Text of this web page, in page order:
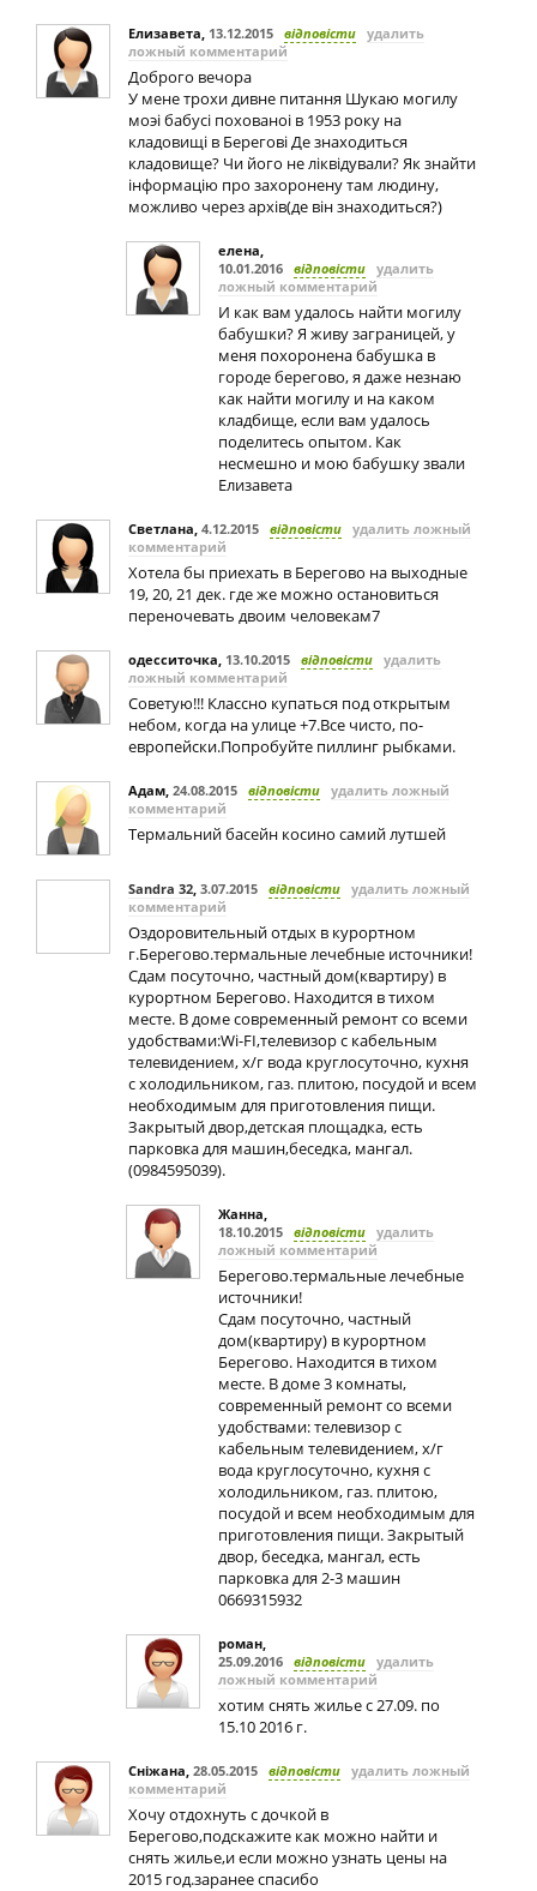
Елизавета, 13.12.2015 відповісти удалить
ложный комментарий
Доброго вечора
У мене трохи дивне питання Шукаю могилу
моэi бабусi похованоi в 1953 року на
кладовищi в Береговi Де знаходиться
кладовище? Чи його не лiквiдували? Як знайти
iнформацiю про захоронену там людину,
можливо через архiв(де вiн знаходиться?)
елена,
10.01.2016 відповісти удалить
ложный комментарий
И как вам удалось найти могилу
бабушки? Я живу заграницей, у
меня похоронена бабушка в
городе берегово, я даже незнаю
как найти могилу и на каком
кладбище, если вам удалось
поделитесь опытом. Как
несмешно и мою бабушку звали
Елизавета
Светлана, 4.12.2015 відповісти удалить ложный
комментарий
Хотела бы приехать в Берегово на выходные
19, 20, 21 дек. где же можно остановиться
переночевать двоим человекам7
одесситочка, 13.10.2015 відповісти удалить
ложный комментарий
Советую!!! Классно купаться под открытым
небом, когда на улице +7.Все чисто, по-
европейски.Попробуйте пиллинг рыбками.
Адам, 24.08.2015 відповісти удалить ложный
комментарий
Термальний басейн косино самий лутшей
Sandra 32, 3.07.2015 відповісти удалить ложный
комментарий
Оздоровительный отдых в курортном
г.Берегово.термальные лечебные источники!
Сдам посуточно, частный дом(квартиру)‎ в
курортном Берегово. Находится в тихом
месте. В доме современный ремонт со всеми
удобствами:Wi-FI,телевизор с кабельным
телевидением, х/г вода круглосуточно, кухня
с холодильником, газ. плитою, посудой и всем
необходимым для приготовления пищи.
Закрытый двор,детская площадка, есть
парковка для машин,беседка, мангал.
(0984595039).
Жанна,
18.10.2015 відповісти удалить
ложный комментарий
Берегово.термальные лечебные
источники!
Сдам посуточно, частный
дом(квартиру)‎ в курортном
Берегово. Находится в тихом
месте. В доме 3 комнаты,
современный ремонт со всеми
удобствами: телевизор с
кабельным телевидением, х/г
вода круглосуточно, кухня с
холодильником, газ. плитою,
посудой и всем необходимым для
приготовления пищи. Закрытый
двор, беседка, мангал, есть
парковка для 2-3 машин
0669315932
роман,
25.09.2016 відповісти удалить
ложный комментарий
хотим снять жилье с 27.09. по
15.10 2016 г.
Сніжана, 28.05.2015 відповісти удалить ложный
комментарий
Хочу отдохнуть с дочкой в
Берегово,подскажите как можно найти и
снять жилье,и если можно узнать цены на
2015 год.заранее спасибо